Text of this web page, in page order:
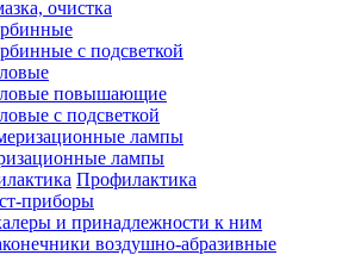
очистка
с подсветкой
повышающие
с подсветкой
лампы
Профилактика
приборы
и принадлежности к ним
воздушно-абразивные